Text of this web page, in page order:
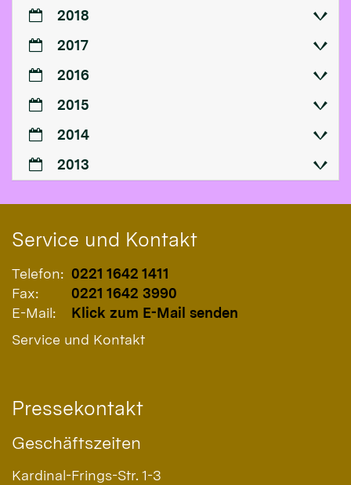
2018
2017
2016
2015
2014
2013
Service und Kontakt
Telefon: 0221 1642 1411
Fax:
0221 1642 3990
E-Mail:
Klick zum E-Mail senden
Service und Kontakt
Pressekontakt
Geschäftszeiten
Kardinal-Frings-Str. 1-3